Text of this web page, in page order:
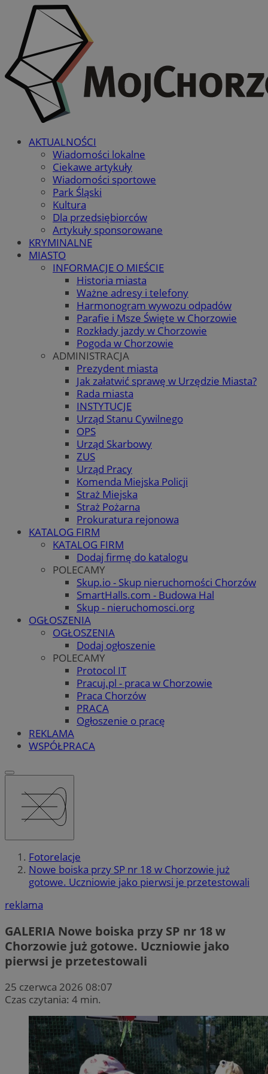
AKTUALNOŚCI
Wiadomości lokalne
Ciekawe artykuły
Wiadomości sportowe
Park Śląski
Kultura
Dla przedsiębiorców
Artykuły sponsorowane
KRYMINALNE
MIASTO
INFORMACJE O MIEŚCIE
Historia miasta
Ważne adresy i telefony
Harmonogram wywozu odpadów
Parafie i Msze Święte w Chorzowie
Rozkłady jazdy w Chorzowie
Pogoda w Chorzowie
ADMINISTRACJA
Prezydent miasta
Jak załatwić sprawę w Urzędzie Miasta?
Rada miasta
INSTYTUCJE
Urząd Stanu Cywilnego
OPS
Urząd Skarbowy
ZUS
Urząd Pracy
Komenda Miejska Policji
Straż Miejska
Straż Pożarna
Prokuratura rejonowa
KATALOG FIRM
KATALOG FIRM
Dodaj firmę do katalogu
POLECAMY
Skup.io - Skup nieruchomości Chorzów
SmartHalls.com - Budowa Hal
Skup - nieruchomosci.org
OGŁOSZENIA
OGŁOSZENIA
Dodaj ogłoszenie
POLECAMY
Protocol IT
Pracuj.pl - praca w Chorzowie
Praca Chorzów
PRACA
Ogłoszenie o pracę
REKLAMA
WSPÓŁPRACA
Fotorelacje
Nowe boiska przy SP nr 18 w Chorzowie już
gotowe. Uczniowie jako pierwsi je przetestowali
reklama
GALERIA Nowe boiska przy SP nr 18 w
Chorzowie już gotowe. Uczniowie jako
pierwsi je przetestowali
25 czerwca 2026 08:07
Czas czytania: 4 min.